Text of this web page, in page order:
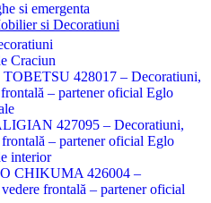
si emergenta
si Decoratiuni
Craciun
interior